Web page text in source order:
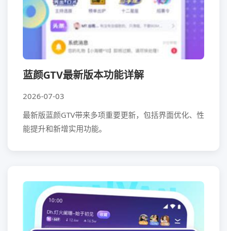
蓝颜GTV最新版本功能详解
2026-07-03
最新版蓝颜GTV带来多项重要更新，包括界面优化、性
能提升和新增实用功能。